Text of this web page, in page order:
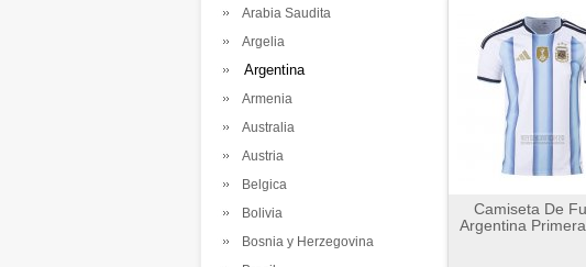
Arabia Saudita
Argelia
Argentina
Armenia
Australia
Austria
Belgica
Bolivia
Bosnia y Herzegovina
Camiseta De
Argentina